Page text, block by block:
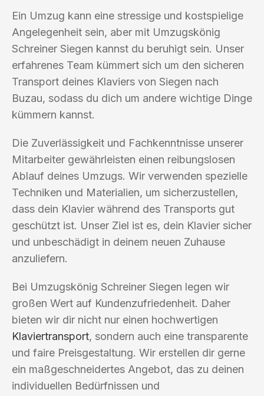
Ein Umzug kann eine stressige und kostspielige
Angelegenheit sein, aber mit Umzugskönig
Schreiner Siegen kannst du beruhigt sein. Unser
erfahrenes Team kümmert sich um den sicheren
Transport deines Klaviers von Siegen nach
Buzau, sodass du dich um andere wichtige Dinge
kümmern kannst.
Die Zuverlässigkeit und Fachkenntnisse unserer
Mitarbeiter gewährleisten einen reibungslosen
Ablauf deines Umzugs. Wir verwenden spezielle
Techniken und Materialien, um sicherzustellen,
dass dein Klavier während des Transports gut
geschützt ist. Unser Ziel ist es, dein Klavier sicher
und unbeschädigt in deinem neuen Zuhause
anzuliefern.
Bei Umzugskönig Schreiner Siegen legen wir
großen Wert auf Kundenzufriedenheit. Daher
bieten wir dir nicht nur einen hochwertigen
Klaviertransport, sondern auch eine transparente
und faire Preisgestaltung. Wir erstellen dir gerne
ein maßgeschneidertes Angebot, das zu deinen
individuellen Bedürfnissen und